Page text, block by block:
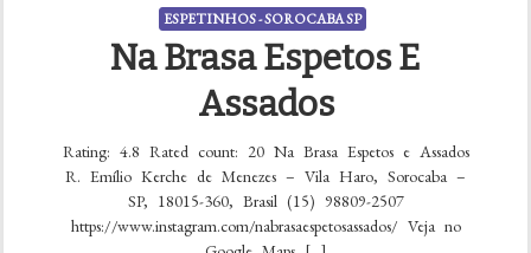
ESPETINHOS - SOROCABA SP
Na Brasa Espetos E
Assados
Rating: 4.8 Rated count: 20 Na Brasa Espetos e Assados
R. Emílio Kerche de Menezes – Vila Haro, Sorocaba –
SP, 18015-360, Brasil (15) 98809-2507
https://www.instagram.com/nabrasaespetosassados/ Veja no